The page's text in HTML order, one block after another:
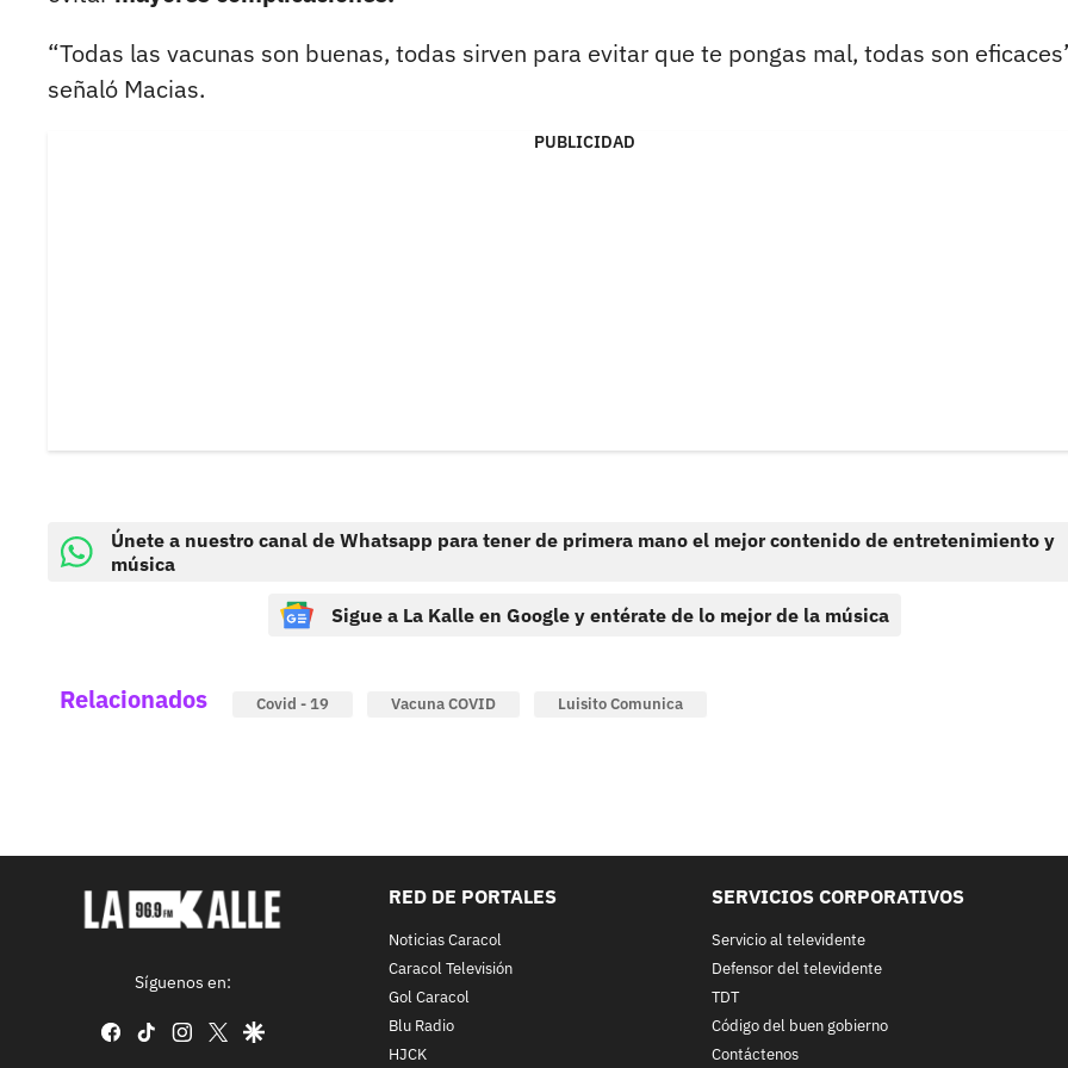
“Todas las vacunas son buenas, todas sirven para evitar que te pongas mal, todas son
señaló Macias.
PUBLICIDAD
Únete a nuestro canal de Whatsapp para tener de primera mano el mejor contenido de entretenimiento y
música
Sigue a La Kalle en Google y entérate de lo mejor de la música
Relacionados Covid - 19 Vacuna COVID Luisito Comunica
Síguenos en:
facebook
tiktok instagram
twittergoogle
RED DE PORTALES
Noticias Caracol
Caracol Televisión
Gol Caracol
Blu Radio
HJCK
SERVICIOS CORPORATIVOS
Servicio al televidente
Defensor del televidente
TDT
Código del buen gobierno
Contáctenos